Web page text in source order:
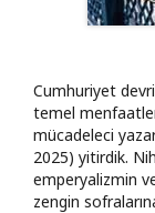
Cumhuriyet
temel
mücadeleci
2025) yitirdik.
emperyalizmin
zengin